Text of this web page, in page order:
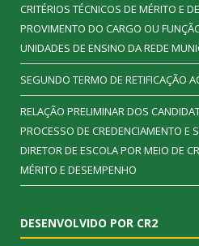
CRITÉRIOS TÉCNICOS DE MÉRITO E
PROVIMENTO DO CARGO OU
UNIDADES DE ENSINO DA REDE
SEGUNDO TERMO DE RETIFICAÇÃO
RELAÇÃO PRELIMINAR DOS
PROCESSO DE CREDENCIAMENTO E
DIRETOR DE ESCOLA POR MEIO DE
MÉRITO E DESEMPENHO
DESENVOLVIDO POR CR2